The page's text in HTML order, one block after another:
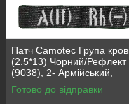
Патч Camotec Група
(2.5*13) Чорний/Рефлект
(9038), 2- Армійський,
Мілітарі, Кордура,
форма
Готово до відправки